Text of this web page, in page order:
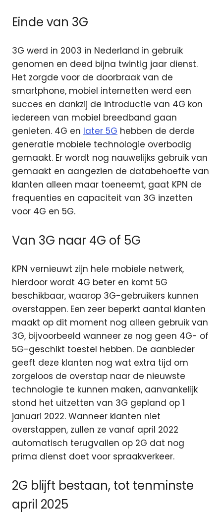
Einde van 3G
3G werd in 2003 in Nederland in gebruik
genomen en deed bijna twintig jaar dienst.
Het zorgde voor de doorbraak van de
smartphone, mobiel internetten werd een
succes en dankzij de introductie van 4G kon
iedereen van mobiel breedband gaan
genieten. 4G en later 5G hebben de derde
generatie mobiele technologie overbodig
gemaakt. Er wordt nog nauwelijks gebruik van
gemaakt en aangezien de databehoefte van
klanten alleen maar toeneemt, gaat KPN de
frequenties en capaciteit van 3G inzetten
voor 4G en 5G.
Van 3G naar 4G of 5G
KPN vernieuwt zijn hele mobiele netwerk,
hierdoor wordt 4G beter en komt 5G
beschikbaar, waarop 3G-gebruikers kunnen
overstappen. Een zeer beperkt aantal klanten
maakt op dit moment nog alleen gebruik van
3G, bijvoorbeeld wanneer ze nog geen 4G- of
5G-geschikt toestel hebben. De aanbieder
geeft deze klanten nog wat extra tijd om
zorgeloos de overstap naar de nieuwste
technologie te kunnen maken, aanvankelijk
stond het uitzetten van 3G gepland op 1
januari 2022. Wanneer klanten niet
overstappen, zullen ze vanaf april 2022
automatisch terugvallen op 2G dat nog
prima dienst doet voor spraakverkeer.
2G blijft bestaan, tot tenminste
april 2025